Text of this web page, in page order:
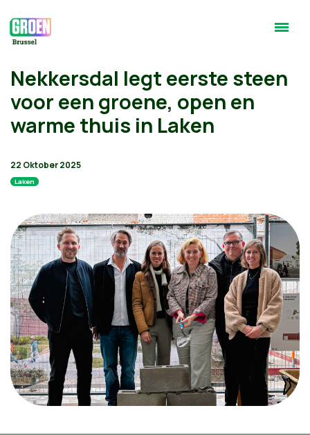
Nekkersdal legt eerste steen
voor een groene, open en
warme thuis in Laken
22 Oktober 2025
Laken